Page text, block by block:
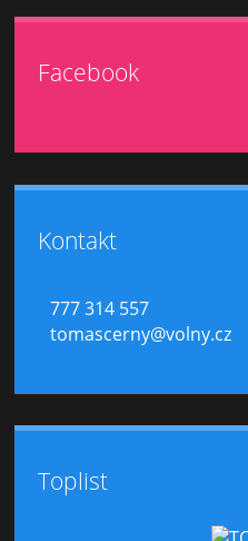
Facebook
Kontakt
777 314 557
tomascerny@volny.cz
Toplist